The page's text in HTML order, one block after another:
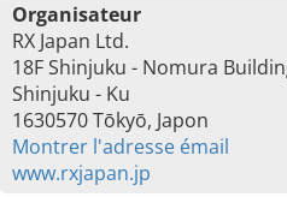
Organisateur
RX Japan Ltd.
18F Shinjuku - Nomura
Shinjuku - Ku
1630570 Tōkyō, Japon
Montrer l'adresse émail
www.rxjapan.jp